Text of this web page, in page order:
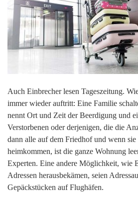
Auch Einbrecher lesen Tageszeitung.
immer wieder auftritt: Eine Familie
nennt Ort und Zeit der Beerdigung und
Verstorbenen oder derjenigen, die die
dann alle auf dem Friedhof und wenn
heimkommen, ist die ganze Wohnung
Experten. Eine andere Möglichkeit, wie
Adressen herausbekämen, seien
Gepäckstücken auf Flughäfen.